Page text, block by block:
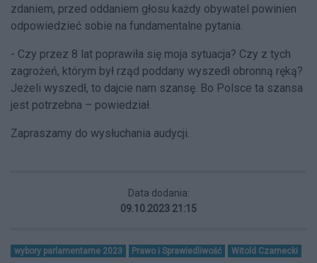
zdaniem, przed oddaniem głosu każdy obywatel powinien
odpowiedzieć sobie na fundamentalne pytania.
- Czy przez 8 lat poprawiła się moja sytuacja? Czy z tych
zagrożeń, którym był rząd poddany wyszedł obronną ręką?
Jeżeli wyszedł, to dajcie nam szansę. Bo Polsce ta szansa
jest potrzebna – powiedział.
Zapraszamy do wysłuchania audycji.
Data dodania:
09.10.2023 21:15
wybory parlamentarne 2023 Prawo i Sprawiedliwość Witold Czarnecki